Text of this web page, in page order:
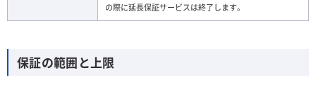
の際に延長保証サービスは終了します。
保証の範囲と上限